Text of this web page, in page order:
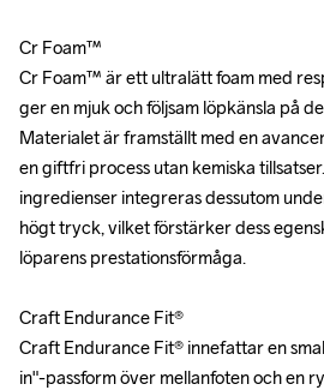
Cr Foam™
Cr Foam™ är ett ultralätt foam med
ger en mjuk och följsam löpkänsla på
Materialet är framställt med en
en giftfri process utan kemiska
ingredienser integreras dessutom
högt tryck, vilket förstärker dess
löparens prestationsförmåga.
Craft Endurance Fit®
Craft Endurance Fit® innefattar en
in"-passform över mellanfoten och en
Cr Foam™
Cr Foam™ är ett ultralätt foam med
ger en mjuk och följsam löpkänsla på
Materialet är framställt med en
en giftfri process utan kemiska
ingredienser integreras dessutom
högt tryck, vilket förstärker dess
löparens prestationsförmåga.
Craft Endurance Fit®
Craft Endurance Fit® innefattar en
in"-passform över mellanfoten och en